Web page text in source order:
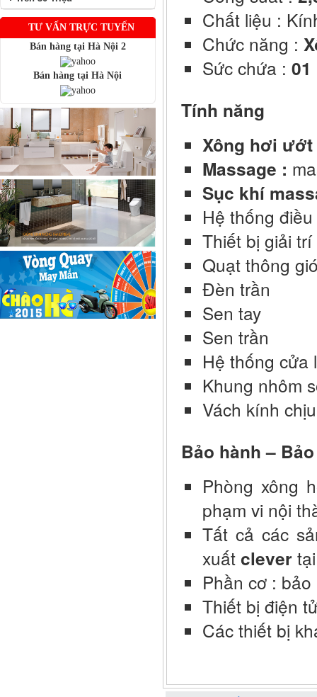
TƯ VẤN TRỰC TUYẾN
Bán hàng tại Hà Nội 2
Bán hàng tại Hà Nội
Chất liệu :
Chức năng :
Sức chứa : 01
Tính năng
Xông hơi ướt
Massage :
Sục khí
Hệ thống
Thiết bị giải
Quạt thông
Đèn trần
Sen tay
Sen trần
Hệ thống cửa
Khung nhôm
Vách kính
Bảo hành –
Phòng xông
phạm vi nội
Tất cả các
xuất clever
Phần cơ :
Thiết bị điện
Các thiết bị